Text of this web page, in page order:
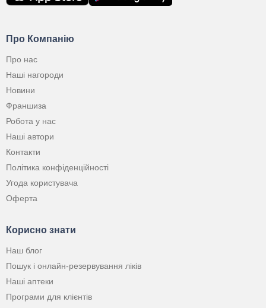
Про Компанію
Про нас
Наші нагороди
Новини
Франшиза
Робота у нас
Наші автори
Контакти
Політика конфіденційності
Угода користувача
Оферта
Корисно знати
Наш блог
Пошук і онлайн-резервування ліків
Наші аптеки
Програми для клієнтів